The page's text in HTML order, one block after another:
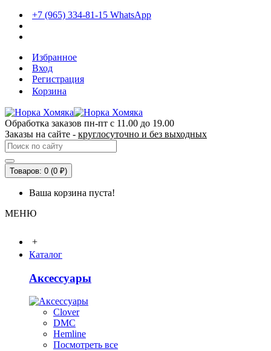
+7 (965) 334-81-15 WhatsApp
Избранное
Вход
Регистрация
Корзина
Обработка заказов пн-пт с 11.00 до 19.00
Заказы на сайте - круглосуточно и без выходных
Товаров: 0 (0 ₽)
Ваша корзина пуста!
МЕНЮ
+
Каталог
Аксессуары
Clover
DMC
Hemline
Посмотреть все